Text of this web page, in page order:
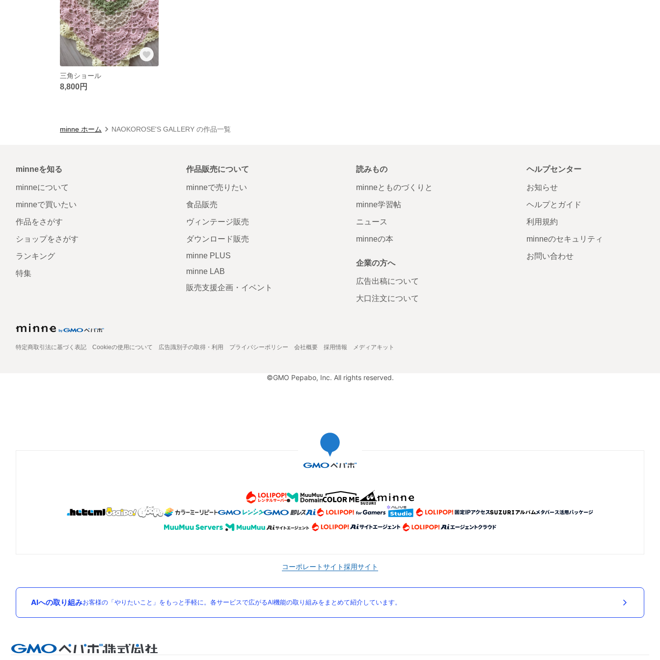
三角ショール
8,800円
minne ホーム NAOKOROSE'S GALLERY の作品一覧
minneを知る
minneについて
minneで買いたい
作品をさがす
ショップをさがす
ランキング
特集
作品販売について
minneで売りたい
食品販売
ヴィンテージ販売
ダウンロード販売
minne PLUS
minne LAB
販売支援企画・イベント
読みもの
minneとものづくりと
minne学習帖
ニュース
minneの本
企業の方へ
広告出稿について
大口注文について
ヘルプセンター
お知らせ
ヘルプとガイド
利用規約
minneのセキュリティ
お問い合わせ
特定商取引法に基づく表記 Cookieの使用について 広告識別子の取得・利用 プライバシーポリシー 会社概要 採用情報 メディアキット
©GMO Pepabo, Inc. All rights reserved.
コーポレートサイト採用サイト
AIへの取り組みお客様の「やりたいこと」をもっと手軽に。各サービスで広がるAI機能の取り組みをまとめて紹介しています。